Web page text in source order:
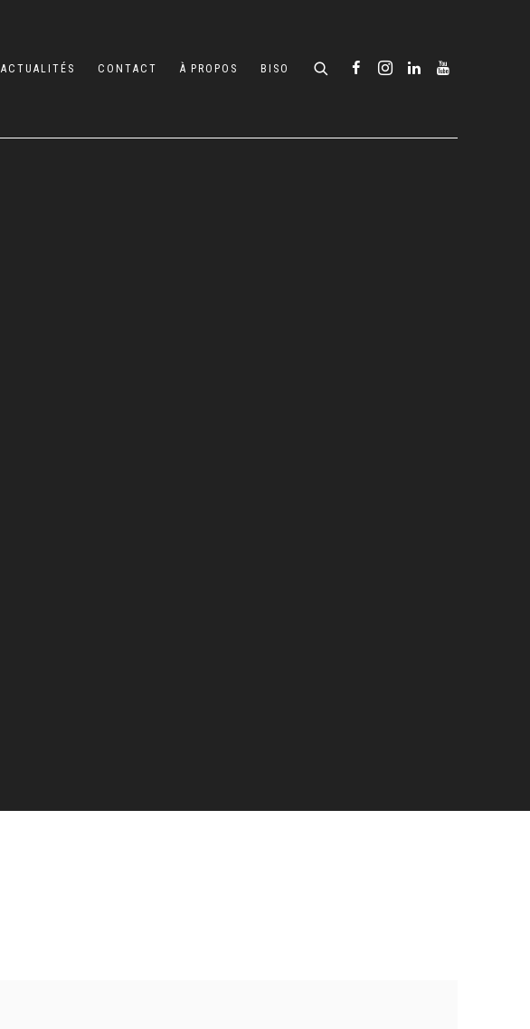
ACTUALITÉS CONTACT À PROPOS BISO